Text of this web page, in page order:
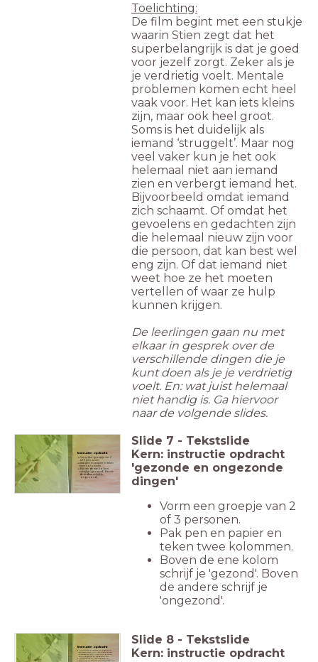
Toelichting:
De film begint met een stukje
waarin Stien zegt dat het
superbelangrijk is dat je goed
voor jezelf zorgt. Zeker als je
je verdrietig voelt. Mentale
problemen komen echt heel
vaak voor. Het kan iets kleins
zijn, maar ook heel groot.
Soms is het duidelijk als
iemand ‘struggelt’. Maar nog
veel vaker kun je het ook
helemaal niet aan iemand
zien en verbergt iemand het.
Bijvoorbeeld omdat iemand
zich schaamt. Of omdat het
gevoelens en gedachten zijn
die helemaal nieuw zijn voor
die persoon, dat kan best wel
eng zijn. Of dat iemand niet
weet hoe ze het moeten
vertellen of waar ze hulp
kunnen krijgen.
De leerlingen gaan nu met
elkaar in gesprek over de
verschillende dingen die je
kunt doen als je je verdrietig
voelt. En: wat juist helemaal
niet handig is. Ga hiervoor
naar de volgende slides.
Instructie opdracht
Vorm een groepje van 2
of 3 personen.
Pak pen en papier en teken
twee kolommen.
Boven de ene kolom
schrijf je 'gezond'. Boven
de andere schrijf je
'ongezond'.
Slide 7 - Tekstslide
Kern: instructie opdracht
'gezonde en ongezonde
dingen'
Vorm een groepje van 2
of 3 personen.
Pak pen en papier en
teken twee kolommen.
Boven de ene kolom
schrijf je 'gezond'. Boven
de andere schrijf je
'ongezond'.
Instructie opdracht
Als je niet zo lekker in je vel zit of
somber bent, kun je dingen doen
die gezond zijn, maar ook dingen
die ongezond en schadelijk zijn.
Welke dingen heb je gezien en
gehoord in
Storm om mij heen
die
Slide 8 - Tekstslide
Kern: instructie opdracht